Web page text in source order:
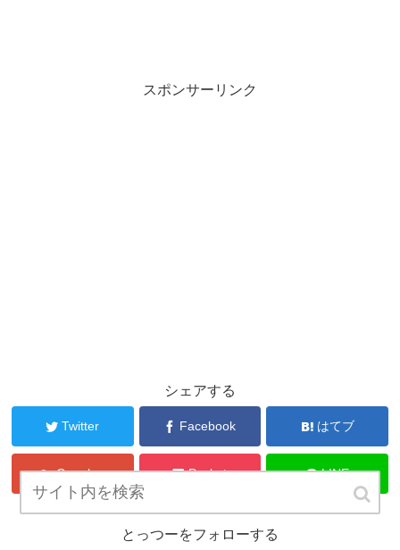
スポンサーリンク
シェアする
Twitter Facebook はてブ
Google+ Pocket LINE
とっつーをフォローする